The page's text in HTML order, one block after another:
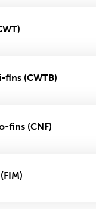
(CWTB)
fins (CNF)